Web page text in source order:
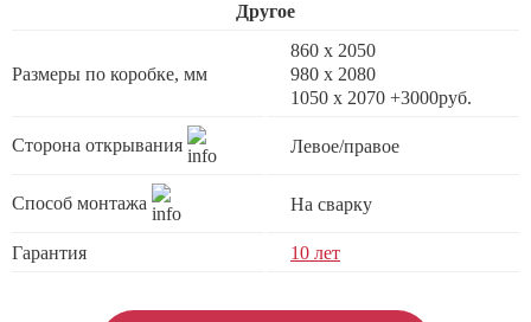
Другое
Размеры по коробке, мм
860 х 2050
980 х 2080
1050 x 2070 +3000руб.
Сторона открывания Левое/правое
Способ монтажа На сварку
Гарантия 10 лет